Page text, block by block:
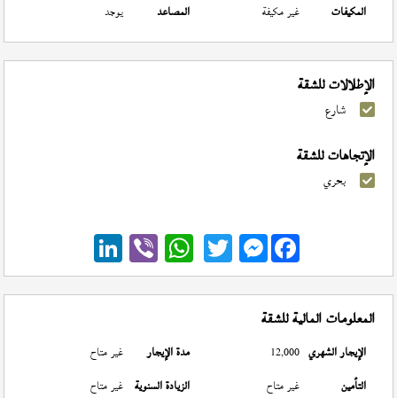
المكيفات
غير مكيفة المصاعد يوجد
الإطلالات للشقة
شارع
الإتجاهات للشقة
بحري
Messenger
المعلومات المالية للشقة
الإيجار الشهري 12,000 مدة الإيجار
غير متاح
التأمين
غير متاح الزيادة السنوية غير متاح